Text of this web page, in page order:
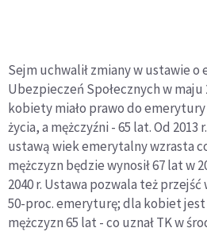
Sejm uchwalił zmiany w ustawie
Ubezpieczeń Społecznych w maju
kobiety miało prawo do
życia, a mężczyźni - 65 lat. Od 2013
ustawą wiek emerytalny wzrasta
mężczyzn będzie wynosił 67 lat w
2040 r. Ustawa pozwala też
50-proc. emeryturę; dla kobiet
mężczyzn 65 lat - co uznał TK w